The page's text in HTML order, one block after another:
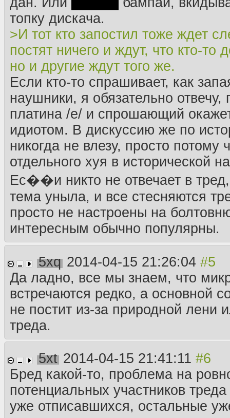
топку дискача.
>И тот кто запостил тоже ждет
постят ничего и ждут, что кто-то
но и другие ждут того же.
Если кто-то спрашивает, как
наушники, я обязательно отвечу,
платина /e/ и спрошающий
идиотом. В дискуссию же по
никогда не влезу, просто потому
отдельного хуя в исторической
Ес��и никто не отвечает в тред,
тема уныла, и все стесняются
просто не настроены на
интересным обычно популярны.
5xq 2014-04-15 21:26:04
Да ладно, все мы знаем, что
встречаются редко, а основной
не постит из-за природной лени
треда.
5xt 2014-04-15 21:41:11
Бред какой-то, проблема на
потенциальных участников
уже отписавшихся, остальные